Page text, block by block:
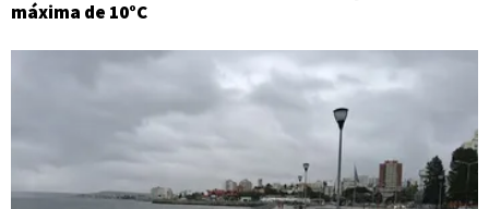
máxima de 10°C